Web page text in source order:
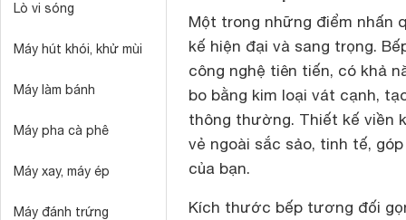
Lò vi sóng
Máy hút khói, khử mùi
Máy làm bánh
Máy pha cà phê
Máy xay, máy ép
Máy đánh trứng
Một trong những điểm nhấn
kế hiện đại và sang trọng.
công nghệ tiên tiến, có khả
bo bằng kim loại vát cạnh,
thông thường. Thiết kế viền
vẻ ngoài sắc sảo, tinh tế,
của bạn.
Kích thước bếp tương đối